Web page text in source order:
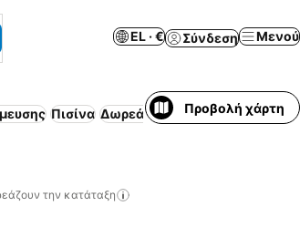
EL · € Σύνδεση Μενού
Πισίνα Δωρεάν ακύρωσηΠροβολή χάρτη
την κατάταξη